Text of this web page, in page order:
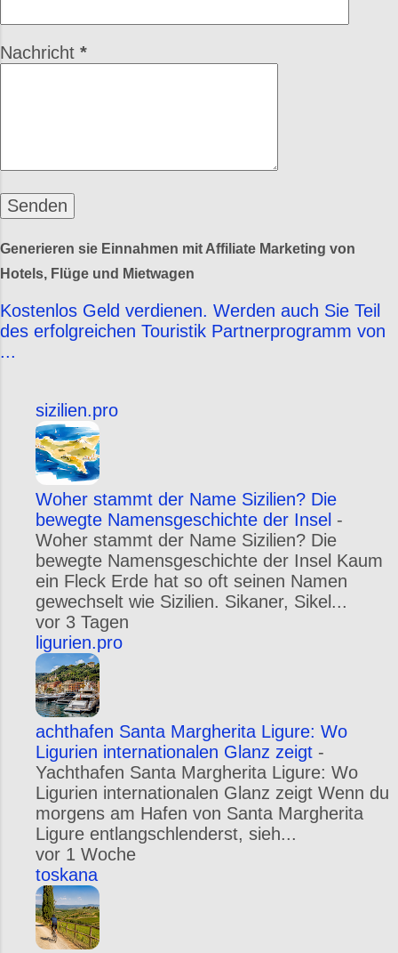
Nachricht *
Generieren sie Einnahmen mit Affiliate Marketing von
Hotels, Flüge und Mietwagen
Kostenlos Geld verdienen. Werden auch Sie Teil
des erfolgreichen Touristik Partnerprogramm von
...
sizilien.pro
Woher stammt der Name Sizilien? Die
bewegte Namensgeschichte der Insel -
Woher stammt der Name Sizilien? Die
bewegte Namensgeschichte der Insel Kaum
ein Fleck Erde hat so oft seinen Namen
gewechselt wie Sizilien. Sikaner, Sikel...
vor 3 Tagen
ligurien.pro
achthafen Santa Margherita Ligure: Wo
Ligurien internationalen Glanz zeigt -
Yachthafen Santa Margherita Ligure: Wo
Ligurien internationalen Glanz zeigt Wenn du
morgens am Hafen von Santa Margherita
Ligure entlangschlenderst, sieh...
vor 1 Woche
toskana